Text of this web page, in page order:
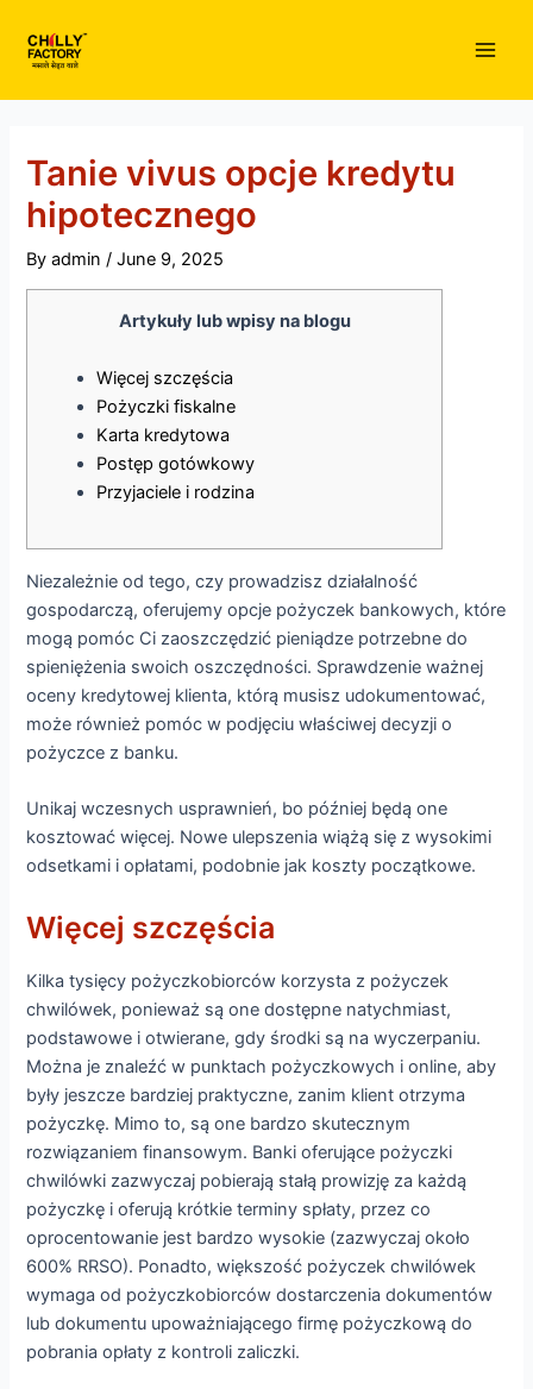
content
Tanie vivus opcje kredytu
hipotecznego
Byadmin/June 9, 2025
Artykuły lub wpisy na blogu
Więcej szczęścia
Pożyczki fiskalne
Karta kredytowa
Postęp gotówkowy
Przyjaciele i rodzina
Niezależnie od tego, czy prowadzisz działalność
gospodarczą, oferujemy opcje pożyczek bankowych, które
mogą pomóc Ci zaoszczędzić pieniądze potrzebne do
spieniężenia swoich oszczędności. Sprawdzenie ważnej
oceny kredytowej klienta, którą musisz udokumentować,
może również pomóc w podjęciu właściwej decyzji o
pożyczce z banku.
Unikaj wczesnych usprawnień, bo później będą one
kosztować więcej. Nowe ulepszenia wiążą się z wysokimi
odsetkami i opłatami, podobnie jak koszty początkowe.
Więcej szczęścia
Kilka tysięcy pożyczkobiorców korzysta z pożyczek
chwilówek, ponieważ są one dostępne natychmiast,
podstawowe i otwierane, gdy środki są na wyczerpaniu.
Można je znaleźć w punktach pożyczkowych i online, aby
były jeszcze bardziej praktyczne, zanim klient otrzyma
pożyczkę. Mimo to, są one bardzo skutecznym
rozwiązaniem finansowym. Banki oferujące pożyczki
chwilówki zazwyczaj pobierają stałą prowizję za każdą
pożyczkę i oferują krótkie terminy spłaty, przez co
oprocentowanie jest bardzo wysokie (zazwyczaj około
600% RRSO). Ponadto, większość pożyczek chwilówek
wymaga od pożyczkobiorców dostarczenia dokumentów
lub dokumentu upoważniającego firmę pożyczkową do
pobrania opłaty z kontroli zaliczki.